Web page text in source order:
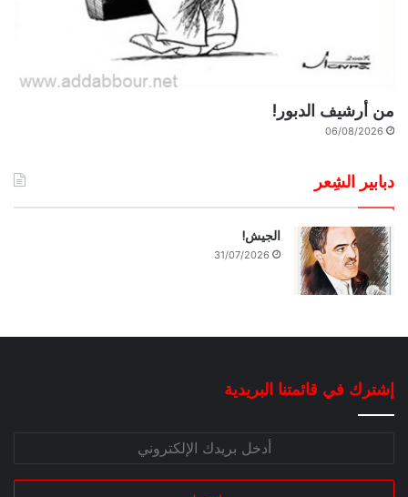
من أرشيف الدبور!
06/08/2026
دبابير الشِعر
الجيش!
31/07/2026
إشترك في قائمتنا البريدية